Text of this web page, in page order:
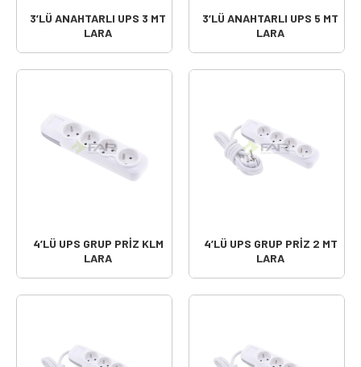
3’LÜ ANAHTARLI UPS 3 MT
LARA
3’LÜ ANAHTARLI UPS 5 MT
LARA
4’LÜ UPS GRUP PRİZ KLM
LARA
4’LÜ UPS GRUP PRİZ 2 MT
LARA